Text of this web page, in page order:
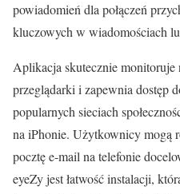
powiadomień dla połączeń
kluczowych w wiadomościach
Aplikacja skutecznie monitoruje
przeglądarki i zapewnia dostęp
popularnych sieciach
na iPhonie. Użytkownicy mogą
pocztę e-mail na telefonie
eyeZy jest łatwość instalacji,